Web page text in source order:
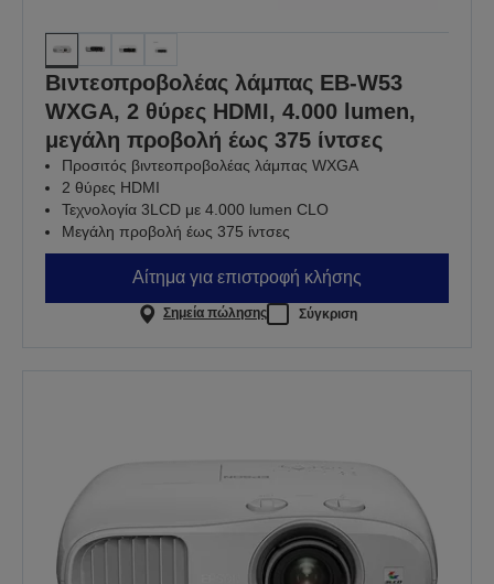
Βιντεοπροβολέας λάμπας EB-W53
WXGA, 2 θύρες HDMI, 4.000 lumen,
μεγάλη προβολή έως 375 ίντσες
Προσιτός βιντεοπροβολέας λάμπας WXGA
2 θύρες HDMI
Τεχνολογία 3LCD με 4.000 lumen CLO
Μεγάλη προβολή έως 375 ίντσες
Αίτημα για επιστροφή κλήσης
Σημεία πώλησης Σύγκριση